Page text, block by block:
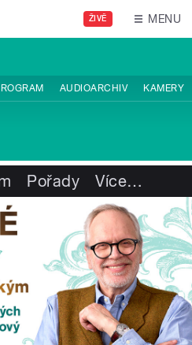
ŽIVĚ MENU
AUDIOARCHIV KAMERY
Pořady Více…